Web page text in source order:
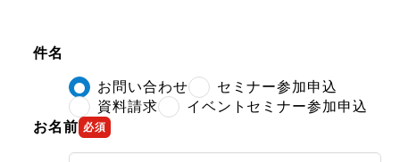
件名
お問い合わせ
セミナー参加申込
資料請求
イベントセミナー参加申込
お名前 必須